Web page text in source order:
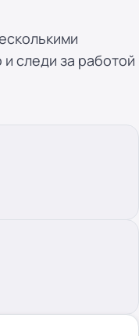
следи за работой